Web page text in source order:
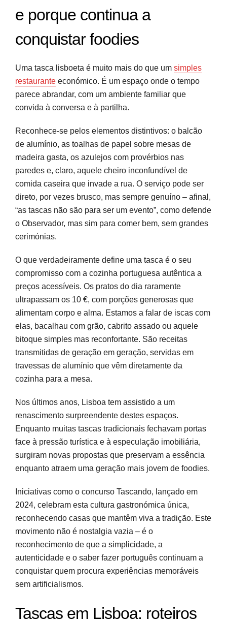
e porque continua a
conquistar foodies
Uma tasca lisboeta é muito mais do que um simples
restaurante económico. É um espaço onde o tempo
parece abrandar, com um ambiente familiar que
convida à conversa e à partilha.
Reconhece-se pelos elementos distintivos: o balcão
de alumínio, as toalhas de papel sobre mesas de
madeira gasta, os azulejos com provérbios nas
paredes e, claro, aquele cheiro inconfundível de
comida caseira que invade a rua. O serviço pode ser
direto, por vezes brusco, mas sempre genuíno – afinal,
“as tascas não são para ser um evento”, como defende
o Observador, mas sim para comer bem, sem grandes
cerimónias.
O que verdadeiramente define uma tasca é o seu
compromisso com a cozinha portuguesa autêntica a
preços acessíveis. Os pratos do dia raramente
ultrapassam os 10 €, com porções generosas que
alimentam corpo e alma. Estamos a falar de iscas com
elas, bacalhau com grão, cabrito assado ou aquele
bitoque simples mas reconfortante. São receitas
transmitidas de geração em geração, servidas em
travessas de alumínio que vêm diretamente da
cozinha para a mesa.
Nos últimos anos, Lisboa tem assistido a um
renascimento surpreendente destes espaços.
Enquanto muitas tascas tradicionais fechavam portas
face à pressão turística e à especulação imobiliária,
surgiram novas propostas que preservam a essência
enquanto atraem uma geração mais jovem de foodies.
Iniciativas como o concurso Tascando, lançado em
2024, celebram esta cultura gastronómica única,
reconhecendo casas que mantêm viva a tradição. Este
movimento não é nostalgia vazia – é o
reconhecimento de que a simplicidade, a
autenticidade e o saber fazer português continuam a
conquistar quem procura experiências memoráveis
sem artificialismos.
Tascas em Lisboa: roteiros